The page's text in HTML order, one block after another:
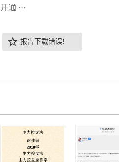
开通 ···
报告下载错误!